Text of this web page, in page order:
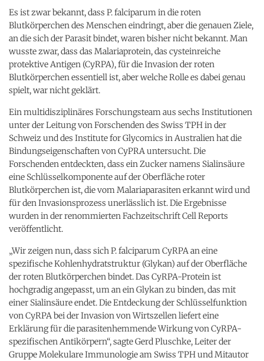
Es ist zwar bekannt, dass P. falciparum in die roten
Blutkörperchen des Menschen eindringt, aber die genauen Ziele,
an die sich der Parasit bindet, waren bisher nicht bekannt. Man
wusste zwar, dass das Malariaprotein, das cysteinreiche
protektive Antigen (CyRPA), für die Invasion der roten
Blutkörperchen essentiell ist, aber welche Rolle es dabei genau
spielt, war nicht geklärt.
Ein multidisziplinäres Forschungsteam aus sechs Institutionen
unter der Leitung von Forschenden des Swiss TPH in der
Schweiz und des Institute for Glycomics in Australien hat die
Bindungseigenschaften von CyPRA untersucht. Die
Forschenden entdeckten, dass ein Zucker namens Sialinsäure
eine Schlüsselkomponente auf der Oberfläche roter
Blutkörperchen ist, die vom Malariaparasiten erkannt wird und
für den Invasionsprozess unerlässlich ist. Die Ergebnisse
wurden in der renommierten Fachzeitschrift Cell Reports
veröffentlicht.
„Wir zeigen nun, dass sich P. falciparum CyRPA an eine
spezifische Kohlenhydratstruktur (Glykan) auf der Oberfläche
der roten Blutkörperchen bindet. Das CyRPA-Protein ist
hochgradig angepasst, um an ein Glykan zu binden, das mit
einer Sialinsäure endet. Die Entdeckung der Schlüsselfunktion
von CyRPA bei der Invasion von Wirtszellen liefert eine
Erklärung für die parasitenhemmende Wirkung von CyRPA-
spezifischen Antikörpern“, sagte Gerd Pluschke, Leiter der
Gruppe Molekulare Immunologie am Swiss TPH und Mitautor